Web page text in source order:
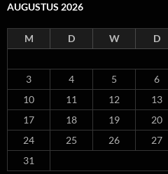
AUGUSTUS 2026
M D W D
3
4 5 6
10
11 12 13
17
18 19 20
24
25 26 27
31